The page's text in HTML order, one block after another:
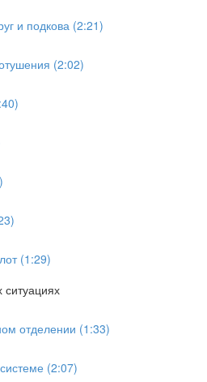
и подкова (2:21)
(2:02)
(1:29)
ситуациях
отделении (1:33)
(2:07)